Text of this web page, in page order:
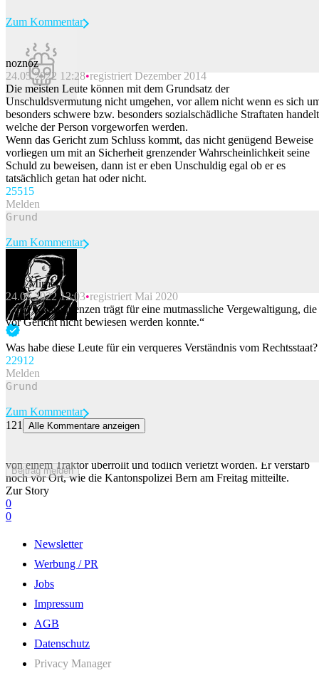
Beitrag melden
Zum Kommentar
noznoz
24.05.2022 12:28 registriert Dezember 2014
Die meisten Leute können mit dem Grundsatz der
Unschuldsvermutung nicht umgehen, vor allem nicht wenn es sich
besonders schwere bzw. besonders sozialschädliche Straftaten
welche der Person vorgeworfen werden.
Wenn das Gericht zum Schluss kommt, das nicht genügend Beweise
vorliegen um mit an Sicherheit grenzender Wahrscheinlichkeit seine
Schuld zu beweisen, dann ist er eben Unschuldig egal ob er es
tatsächlich getan hat oder nicht.
25515
Melden
Beitrag melden
Zum Kommentar
Stax Mirner
24.05.2022 12:03 registriert Mai 2020
„ und Konsequenzen trägt für eine mutmassliche Vergewaltigung, die
vor Gericht nicht bewiesen werden konnte.“
Was habe diese Leute für ein verqueres Verständnis vom Rechtsstaat?
22912
Melden
Beitrag melden
Zum Kommentar
121
Alle Kommentare anzeigen
von einem Traktor überrollt und tödlich verletzt worden. Er verstarb
noch vor Ort, wie die Kantonspolizei Bern am Freitag mitteilte.
Zur Story
0
0
Newsletter
Werbung / PR
Jobs
Impressum
AGB
Datenschutz
Privacy Manager